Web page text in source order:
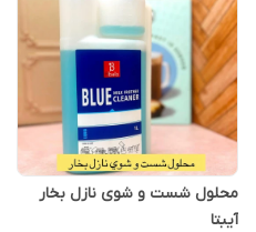
محلول شست و شوی نازل بخار
آیبتا